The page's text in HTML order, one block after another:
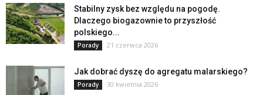
Stabilny zysk bez względu na pogodę.
Dlaczego biogazownie to przyszłość
polskiego...
Porady 21 czerwca 2026
Jak dobrać dyszę do agregatu malarskiego?
Porady 30 kwietnia 2026